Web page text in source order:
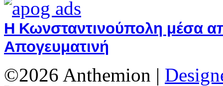
Η Κωνσταντινούπολη μέσα
Απογευματινή
©2026 Anthemion |